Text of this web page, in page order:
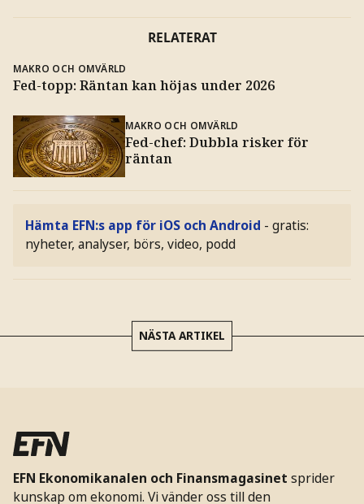
RELATERAT
MAKRO OCH OMVÄRLD
Fed-topp: Räntan kan höjas under 2026
MAKRO OCH OMVÄRLD
Fed-chef: Dubbla risker för
räntan
Hämta EFN:s app för iOS och Android - gratis:
nyheter, analyser, börs, video, podd
NÄSTA ARTIKEL
EFN Ekonomikanalen och Finansmagasinet sprider
kunskap om ekonomi. Vi vänder oss till den